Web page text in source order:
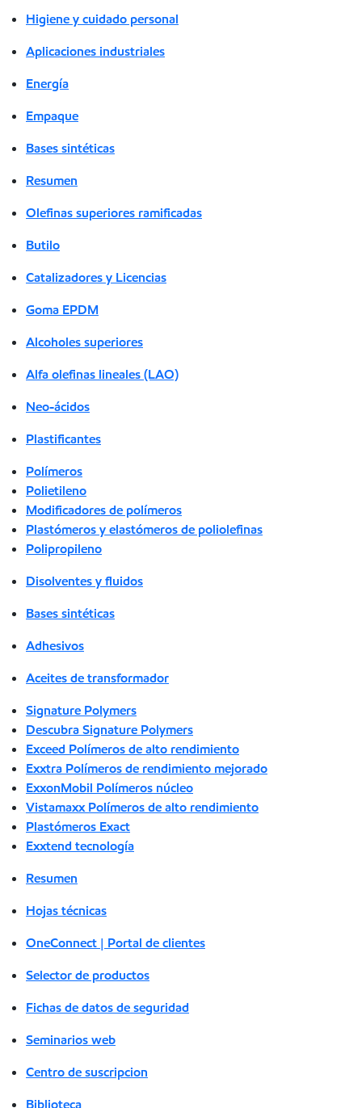
Higiene y cuidado personal
Aplicaciones industriales
Energía
Empaque
Bases sintéticas
Resumen
Olefinas superiores ramificadas
Butilo
Catalizadores y Licencias
Goma EPDM
Alcoholes superiores
Alfa olefinas lineales (LAO)
Neo-ácidos
Plastificantes
Polímeros
Polietileno
Modificadores de polímeros
Plastómeros y elastómeros de poliolefinas
Polipropileno
Disolventes y fluidos
Bases sintéticas
Adhesivos
Aceites de transformador
Signature Polymers
Descubra Signature Polymers
Exceed Polímeros de alto rendimiento
Exxtra Polímeros de rendimiento mejorado
ExxonMobil Polímeros núcleo
Vistamaxx Polímeros de alto rendimiento
Plastómeros Exact
Exxtend tecnología
Resumen
Hojas técnicas
OneConnect | Portal de clientes
Selector de productos
Fichas de datos de seguridad
Seminarios web
Centro de suscripcion
Biblioteca